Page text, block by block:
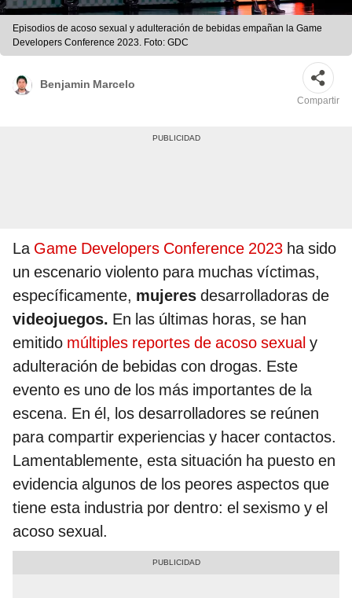
Episodios de acoso sexual y adulteración de bebidas empañan la Game
Developers Conference 2023. Foto: GDC
Benjamin Marcelo
Compartir
La Game Developers Conference 2023 ha sido
un escenario violento para muchas víctimas,
específicamente, mujeres desarrolladoras de
videojuegos. En las últimas horas, se han
emitido múltiples reportes de acoso sexual y
adulteración de bebidas con drogas. Este
evento es uno de los más importantes de la
escena. En él, los desarrolladores se reúnen
para compartir experiencias y hacer contactos.
Lamentablemente, esta situación ha puesto en
evidencia algunos de los peores aspectos que
tiene esta industria por dentro: el sexismo y el
acoso sexual.